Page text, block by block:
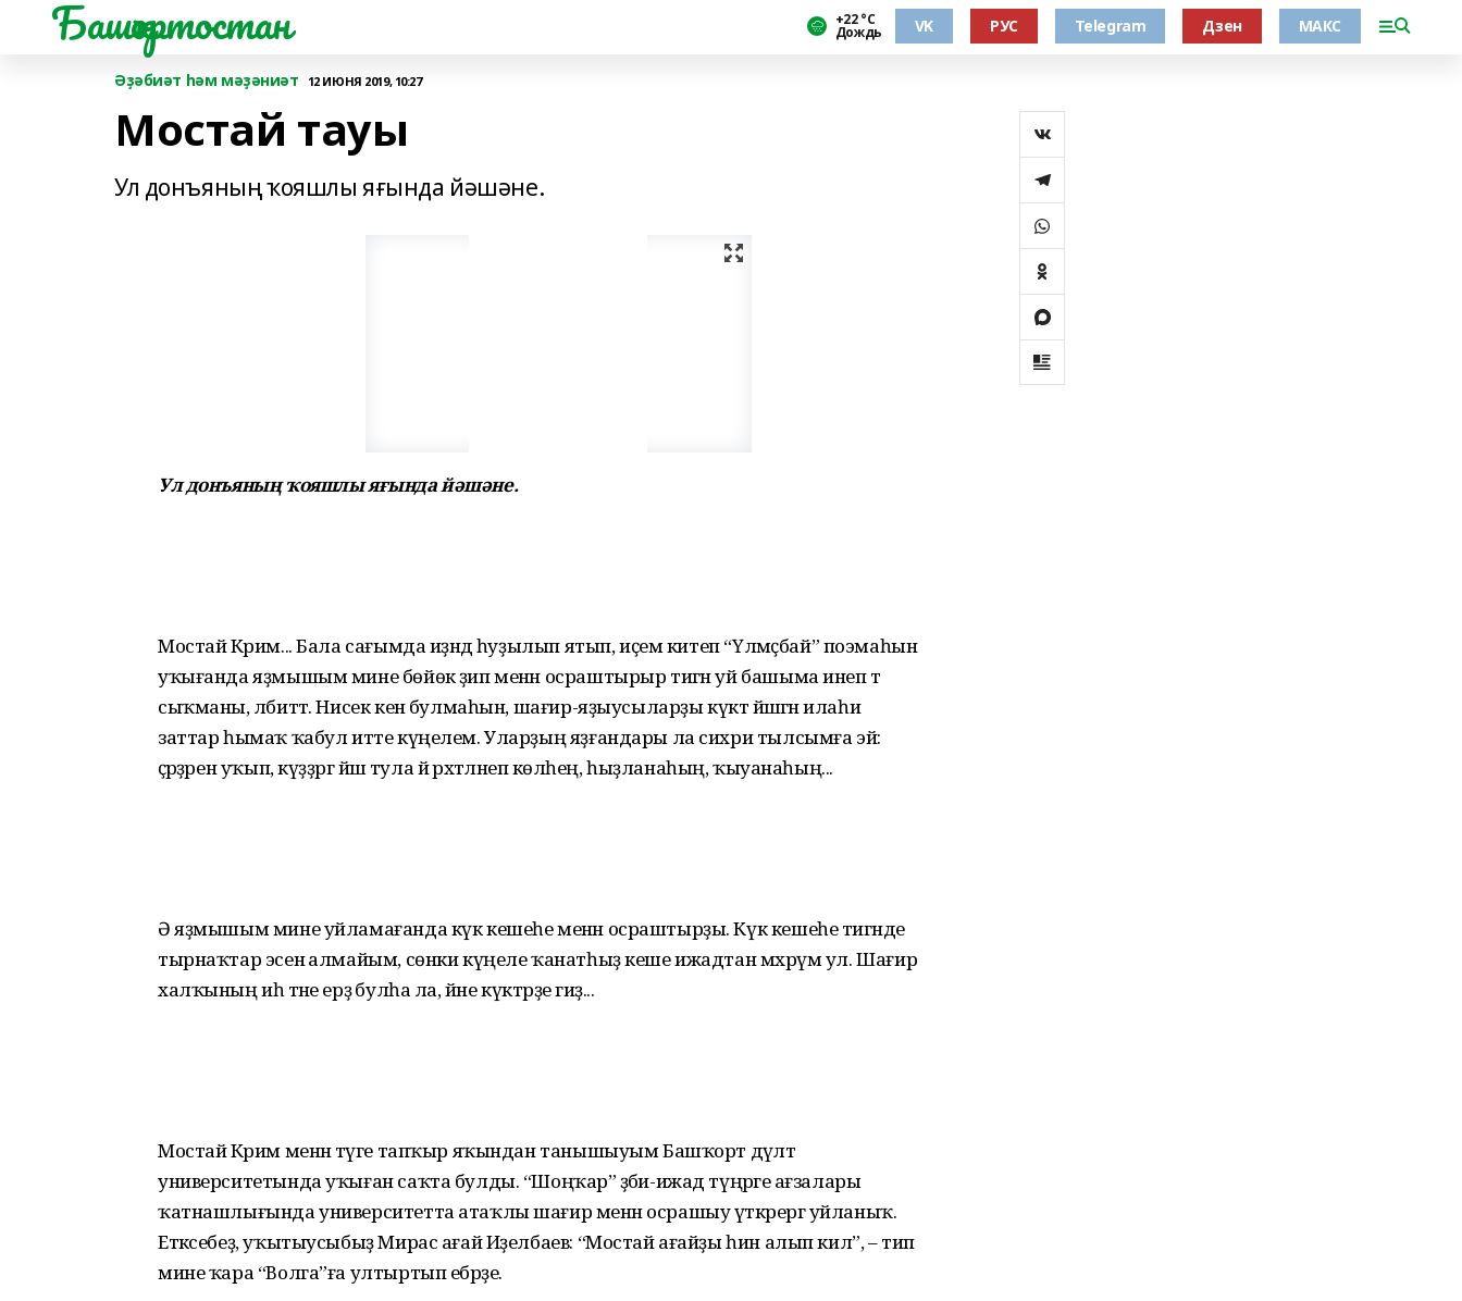
Башҡортостан +22 °С
Дождь VK РУС Telegram Дзен МАКС
Әҙәбиәт һәм мәҙәниәт 12 ИЮНЯ 2019, 10:27
Мостай тауы
Ул донъяның ҡояшлы яғында йәшәне.
Ул донъяның ҡояшлы яғында йәшәне.
Мостай Кәрим... Бала сағымда иҙәндә һуҙылып ятып, иҫем китеп “Үлмәҫбай” поэмаһын
уҡығанда яҙмышым мине бөйөк әҙип менән осраштырыр тигән уй башыма инеп тә
сыҡманы, әлбиттә. Нисек кенә булмаһын, шағир-яҙыусыларҙы күктә йәшәгән илаһи
заттар һымаҡ ҡабул итте күңелем. Уларҙың яҙғандары ла сихри тылсымға эйә:
әҫәрҙәрен уҡып, күҙҙәргә йәш тула йә рәхәтләнеп көләһең, һыҙланаһың, ҡыуанаһың...
Ә яҙмышым мине уйламағанда күк кешеһе менән осраштырҙы. Күк кешеһе тигәнде
тырнаҡтар эсенә алмайым, сөнки күңеле ҡанатһыҙ кеше ижадтан мәхрүм ул. Шағир
халҡының иһә тәне ерҙә булһа ла, йәне күктәрҙе гиҙә...
Мостай Кәрим менән тәүге тапҡыр яҡындан танышыуым Башҡорт дәүләт
университетында уҡыған саҡта булды. “Шоңҡар” әҙәби-ижад түңәрәге ағзалары
ҡатнашлығында университетта атаҡлы шағир менән осрашыу үткәрергә уйланыҡ.
Етәксебеҙ, уҡытыусыбыҙ Мирас ағай Иҙелбаев: “Мостай ағайҙы һин алып кил”, – тип
мине ҡара “Волга”ға ултыртып ебәрҙе.